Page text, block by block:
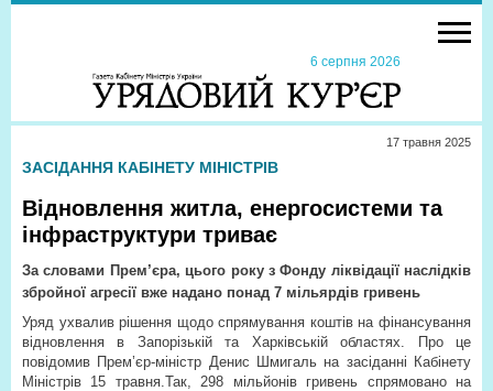
6 серпня 2026
17 травня 2025
ЗАСІДАННЯ КАБІНЕТУ МІНІСТРІВ
Відновлення житла, енергосистеми та
інфраструктури триває
За словами Прем’єра, цього року з Фонду ліквідації наслідків
збройної агресії вже надано понад 7 мільярдів гривень
Уряд ухвалив рішення щодо спрямування коштів на фінансування
відновлення в Запорізькій та Харківській областях. Про це
повідомив Прем’єр-міністр Денис Шмигаль на засіданні Кабінету
Міністрів 15 травня.Так, 298 мільйонів гривень спрямовано на